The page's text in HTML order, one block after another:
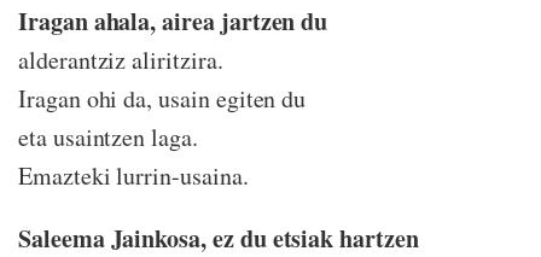
Iragan ahala, airea jartzen du
alderantziz aliritzira.
Iragan ohi da, usain egiten du
eta usaintzen laga.
Emazteki lurrin-usaina.
Saleema Jainkosa, ez du etsiak hartzen